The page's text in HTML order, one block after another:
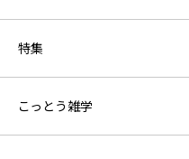
特集
こっとう雑学